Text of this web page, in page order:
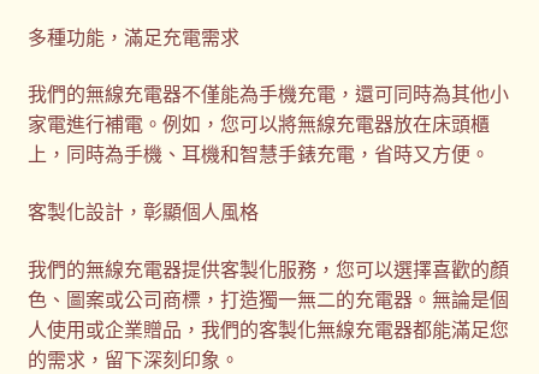
多種功能，滿足充電需求
我們的無線充電器不僅能為手機充電，還可同時為其他小
家電進行補電。例如，您可以將無線充電器放在床頭櫃
上，同時為手機、耳機和智慧手錶充電，省時又方便。
客製化設計，彰顯個人風格
我們的無線充電器提供客製化服務，您可以選擇喜歡的顏
色、圖案或公司商標，打造獨一無二的充電器。無論是個
人使用或企業贈品，我們的客製化無線充電器都能滿足您
的需求，留下深刻印象。